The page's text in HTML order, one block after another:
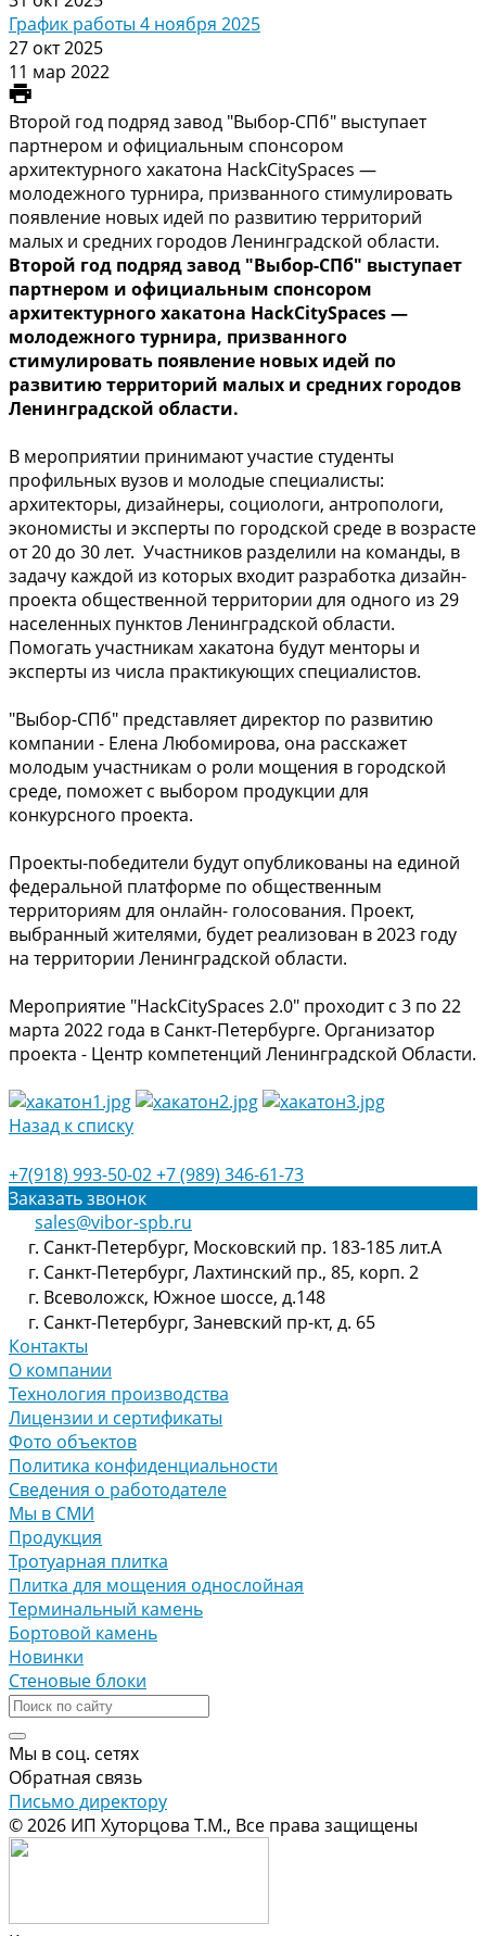
График работы 4 ноября 2025
27 окт 2025
11 мар 2022
Второй год подряд завод "Выбор-СПб" выступает
партнером и официальным спонсором
архитектурного хакатона HackCitySpaces —
молодежного турнира, призванного стимулировать
появление новых идей по развитию территорий
малых и средних городов Ленинградской области.
Второй год подряд завод "Выбор-СПб" выступает
партнером и официальным спонсором
архитектурного хакатона HackCitySpaces —
молодежного турнира, призванного
стимулировать появление новых идей по
развитию территорий малых и средних городов
Ленинградской области.
В мероприятии принимают участие студенты
профильных вузов и молодые специалисты:
архитекторы, дизайнеры, социологи, антропологи,
экономисты и эксперты по городской среде в возрасте
от 20 до 30 лет. Участников разделили на команды, в
задачу каждой из которых входит разработка дизайн-
проекта общественной территории для одного из 29
населенных пунктов Ленинградской области.
Помогать участникам хакатона будут менторы и
эксперты из числа практикующих специалистов.
"Выбор-СПб" представляет директор по развитию
компании - Елена Любомирова, она расскажет
молодым участникам о роли мощения в городской
среде, поможет с выбором продукции для
конкурсного проекта.
Проекты-победители будут опубликованы на единой
федеральной платформе по общественным
территориям для онлайн- голосования. Проект,
выбранный жителями, будет реализован в 2023 году
на территории Ленинградской области.
Мероприятие "HackCitySpaces 2.0" проходит с 3 по 22
марта 2022 года в Санкт-Петербурге. Организатор
проекта - Центр компетенций Ленинградской Области.
Назад к списку
+7(918) 993-50-02+7 (989) 346-61-73
Заказать звонок
sales@vibor-spb.ru
г. Санкт-Петербург, Московский пр. 183-185 лит.А
г. Санкт-Петербург, Лахтинский пр., 85, корп. 2
г. Всеволожск, Южное шоссе, д.148
г. Санкт-Петербург, Заневский пр-кт, д. 65
Контакты
О компании
Технология производства
Лицензии и сертификаты
Фото объектов
Политика конфиденциальности
Сведения о работодателе
Мы в СМИ
Продукция
Тротуарная плитка
Плитка для мощения однослойная
Терминальный камень
Бортовой камень
Новинки
Стеновые блоки
Мы в соц. сетях
Обратная связь
Письмо директору
© 2026 ИП Хуторцова Т.М., Все права защищены